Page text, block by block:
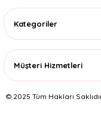
Kategoriler
Müşteri Hizmetleri
© 2025 Tüm Hakları